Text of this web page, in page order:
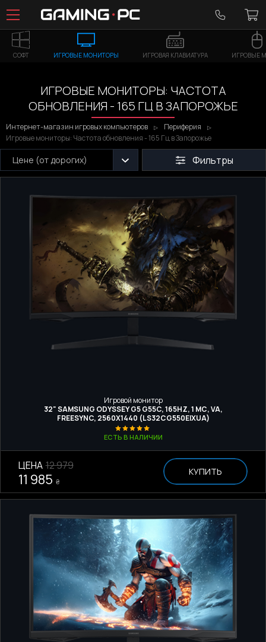
СОФТ ИГРОВЫЕ МОНИТОРЫ ИГРОВАЯ КЛАВИАТУРА ИГРОВЫЕ
ИГРОВЫЕ МОНИТОРЫ: ЧАСТОТА
ОБНОВЛЕНИЯ - 165 ГЦ В ЗАПОРОЖЬЕ
Интернет-магазин игровых компьютеров
Периферия
Игровые мониторы: Частота обновления - 165 Гц в Запорожье
Цене (от дорогих) Фильтры
Игровой монитор
32" SAMSUNG ODYSSEY G5 G55C, 165HZ, 1 МС, VA,
FREESYNC, 2560Х1440 (LS32CG550EIXUA)
ЕСТЬ В НАЛИЧИИ
ЦЕНА 12 979
11 985 ₴
КУПИТЬ